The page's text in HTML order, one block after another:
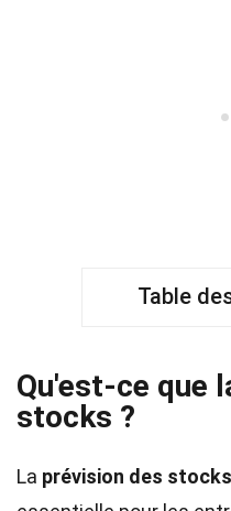
Table
Qu'est-ce que
stocks ?
La prévision des stocks